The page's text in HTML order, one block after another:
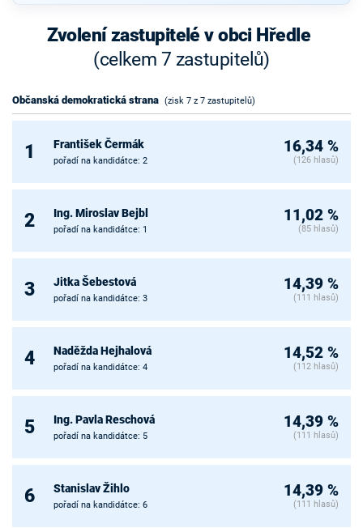
Zvolení zastupitelé v obci Hředle
(celkem 7 zastupitelů)
Občanská demokratická strana (zisk 7 z 7 zastupitelů)
1 František Čermák
pořadí na kandidátce: 2
16,34 %
(126 hlasů)
2 Ing. Miroslav Bejbl
pořadí na kandidátce: 1
11,02 %
(85 hlasů)
3 Jitka Šebestová
pořadí na kandidátce: 3
14,39 %
(111 hlasů)
4 Naděžda Hejhalová
pořadí na kandidátce: 4
14,52 %
(112 hlasů)
5 Ing. Pavla Reschová
pořadí na kandidátce: 5
14,39 %
(111 hlasů)
6 Stanislav Žihlo
pořadí na kandidátce: 6
14,39 %
(111 hlasů)